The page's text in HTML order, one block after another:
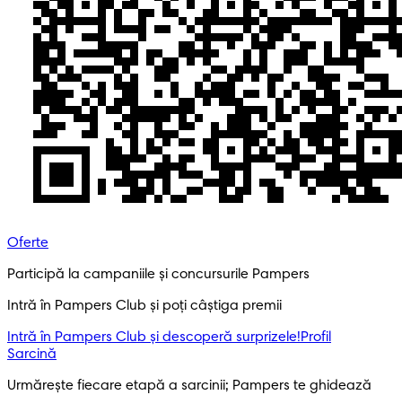
Oferte
Participă la campaniile și concursurile Pampers
Intră în Pampers Club și poți câștiga premii
Intră în Pampers Club și descoperă surprizele!​Profil
Sarcină
Urmărește fiecare etapă a sarcinii; Pampers te ghidează